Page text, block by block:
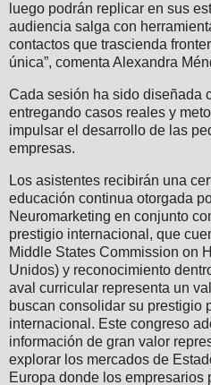
luego podrán replicar en sus
audiencia salga con
contactos que trascienda
única”, comenta Alexandra
Cada sesión ha sido diseñada
entregando casos reales y
impulsar el desarrollo de las
empresas.
Los asistentes recibirán una
educación continua otorgada
Neuromarketing en conjunto
prestigio internacional, que
Middle States Commission on
Unidos) y reconocimiento
aval curricular representa un
buscan consolidar su prestigio
internacional. Este congreso
información de gran valor
explorar los mercados de
Europa donde los empresarios